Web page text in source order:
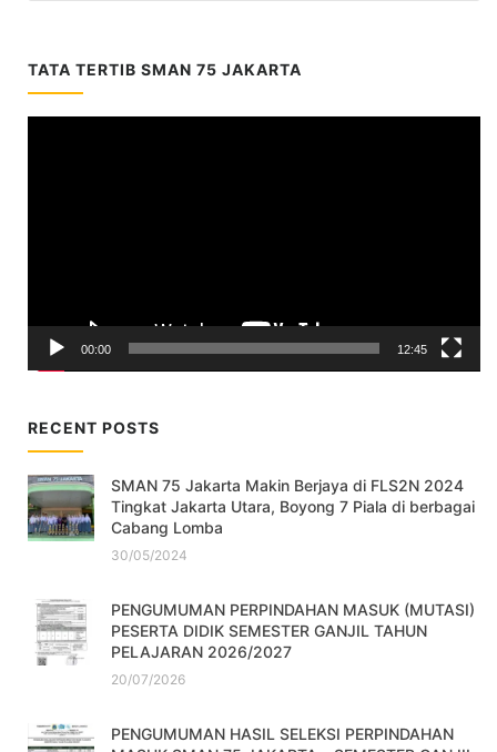
TATA TERTIB SMAN 75 JAKARTA
00:00 12:45
RECENT POSTS
SMAN 75 Jakarta Makin Berjaya di FLS2N 2024
Tingkat Jakarta Utara, Boyong 7 Piala di berbagai
Cabang Lomba
30/05/2024
PENGUMUMAN PERPINDAHAN MASUK (MUTASI)
PESERTA DIDIK SEMESTER GANJIL TAHUN
PELAJARAN 2026/2027
20/07/2026
PENGUMUMAN HASIL SELEKSI PERPINDAHAN